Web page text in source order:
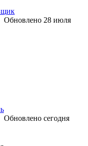
Обновлено 28 июля
Обновлено сегодня